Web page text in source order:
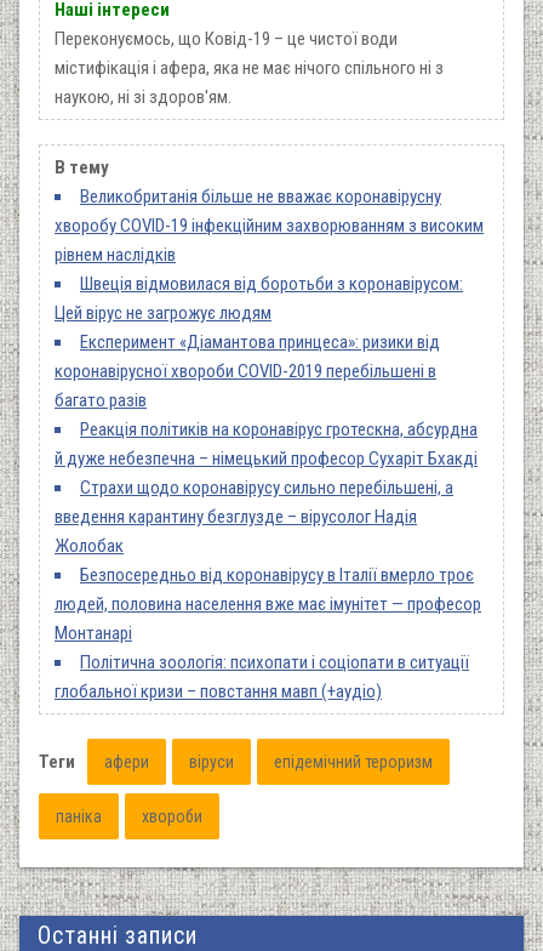
Наші інтереси
Переконуємось, що Ковід-19 – це чистої води
містифікація і афера, яка не має нічого спільного ні з
наукою, ні зі здоров'ям.
В тему
Великобританія більше не вважає коронавірусну
хворобу COVID-19 інфекційним захворюванням з високим
рівнем наслідків
Швеція відмовилася від боротьби з коронавірусом:
Цей вірус не загрожує людям
Експеримент «Діамантова принцеса»: ризики від
коронавірусної хвороби COVID-2019 перебільшені в
багато разів
Реакція політиків на коронавірус гротескна, абсурдна
й дуже небезпечна – німецький професор Сухаріт Бхакді
Страхи щодо коронавірусу сильно перебільшені, а
введення карантину безглузде – вірусолог Надія
Жолобак
Безпосередньо від коронавірусу в Італії вмерло троє
людей, половина населення вже має імунітет — професор
Монтанарі
Політична зоологія: психопати і соціопати в ситуації
глобальної кризи ­– повстання мавп (+аудіо)
Теги афери віруси епідемічний тероризм
паніка хвороби
Останні записи